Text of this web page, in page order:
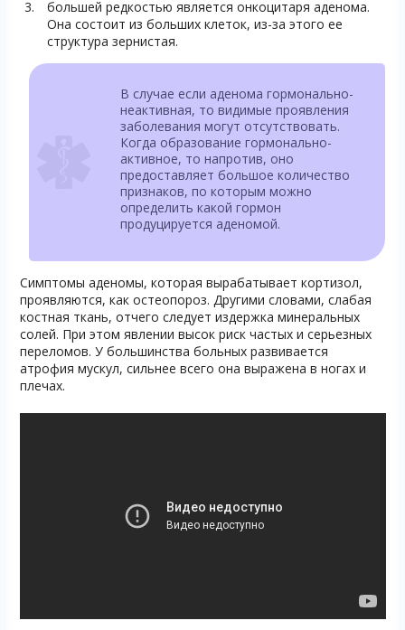
большей редкостью является онкоцитаря аденома.
Она состоит из больших клеток, из-за этого ее
структура зернистая.
В случае если аденома гормонально-
неактивная, то видимые проявления
заболевания могут отсутствовать.
Когда образование гормонально-
активное, то напротив, оно
предоставляет большое количество
признаков, по которым можно
определить какой гормон
продуцируется аденомой.
Симптомы аденомы, которая вырабатывает кортизол,
проявляются, как остеопороз. Другими словами, слабая
костная ткань, отчего следует издержка минеральных
солей. При этом явлении высок риск частых и серьезных
переломов. У большинства больных развивается
атрофия мускул, сильнее всего она выражена в ногах и
плечах.